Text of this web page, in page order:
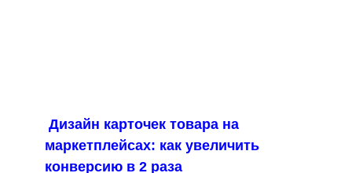
Дизайн карточек товара на
маркетплейсах: как увеличить
конверсию в 2 раза